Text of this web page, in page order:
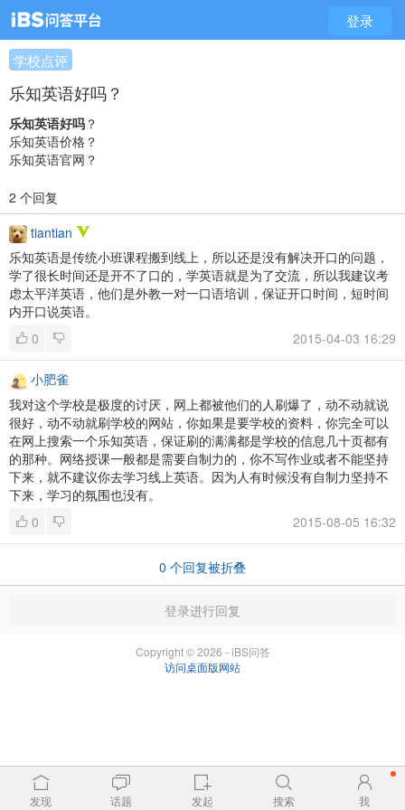
登录
学校点评
乐知英语好吗？
乐知英语好吗 ？
乐知英语价格？
乐知英语官网？
2 个回复
tiantian
乐知英语是传统小班课程搬到线上，所以还是没有解决开口的问题，
学了很长时间还是开不了口的，学英语就是为了交流，所以我建议考
虑太平洋英语，他们是外教一对一口语培训，保证开口时间，短时间
内开口说英语。
0
2015-04-03 16:29
小肥雀
我对这个学校是极度的讨厌，网上都被他们的人刷爆了，动不动就说
很好，动不动就刷学校的网站，你如果是要学校的资料，你完全可以
在网上搜索一个乐知英语，保证刷的满满都是学校的信息几十页都有
的那种。网络授课一般都是需要自制力的，你不写作业或者不能坚持
下来，就不建议你去学习线上英语。因为人有时候没有自制力坚持不
下来，学习的氛围也没有。
0
2015-08-05 16:32
0 个回复被折叠
登录进行回复
Copyright © 2026 - iBS问答
访问桌面版网站
发现 话题 发起 搜索 我